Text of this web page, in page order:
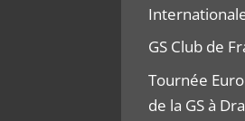
GS Club de
Tournée
de la GS à